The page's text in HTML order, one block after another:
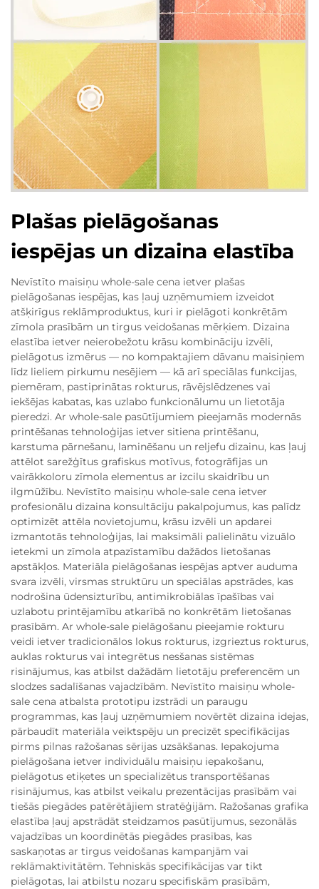
Plašas pielāgošanas
iespējas un dizaina elastība
Nevīstīto maisiņu whole-sale cena ietver plašas
pielāgošanas iespējas, kas ļauj uzņēmumiem izveidot
atšķirīgus reklāmproduktus, kuri ir pielāgoti konkrētām
zīmola prasībām un tirgus veidošanas mērķiem. Dizaina
elastība ietver neierobežotu krāsu kombināciju izvēli,
pielāgotus izmērus — no kompaktajiem dāvanu maisiņiem
līdz lieliem pirkumu nesējiem — kā arī speciālas funkcijas,
piemēram, pastiprinātas rokturus, rāvējslēdzenes vai
iekšējas kabatas, kas uzlabo funkcionālumu un lietotāja
pieredzi. Ar whole-sale pasūtījumiem pieejamās modernās
printēšanas tehnoloģijas ietver sitiena printēšanu,
karstuma pārnešanu, laminēšanu un reljefu dizainu, kas ļauj
attēlot sarežģītus grafiskus motīvus, fotogrāfijas un
vairākkoloru zīmola elementus ar izcilu skaidrību un
ilgmūžību. Nevīstīto maisiņu whole-sale cena ietver
profesionālu dizaina konsultāciju pakalpojumus, kas palīdz
optimizēt attēla novietojumu, krāsu izvēli un apdarei
izmantotās tehnoloģijas, lai maksimāli palielinātu vizuālo
ietekmi un zīmola atpazīstamību dažādos lietošanas
apstākļos. Materiāla pielāgošanas iespējas aptver auduma
svara izvēli, virsmas struktūru un speciālas apstrādes, kas
nodrošina ūdensizturību, antimikrobiālas īpašības vai
uzlabotu printējamību atkarībā no konkrētām lietošanas
prasībām. Ar whole-sale pielāgošanu pieejamie rokturu
veidi ietver tradicionālos lokus rokturus, izgrieztus rokturus,
auklas rokturus vai integrētus nesšanas sistēmas
risinājumus, kas atbilst dažādām lietotāju preferencēm un
slodzes sadalīšanas vajadzībām. Nevīstīto maisiņu whole-
sale cena atbalsta prototipu izstrādi un paraugu
programmas, kas ļauj uzņēmumiem novērtēt dizaina idejas,
pārbaudīt materiāla veiktspēju un precizēt specifikācijas
pirms pilnas ražošanas sērijas uzsākšanas. Iepakojuma
pielāgošana ietver individuālu maisiņu iepakošanu,
pielāgotus etiķetes un specializētus transportēšanas
risinājumus, kas atbilst veikalu prezentācijas prasībām vai
tiešās piegādes patērētājiem stratēģijām. Ražošanas grafika
elastība ļauj apstrādāt steidzamos pasūtījumus, sezonālās
vajadzības un koordinētās piegādes prasības, kas
saskaņotas ar tirgus veidošanas kampanjām vai
reklāmaktivitātēm. Tehniskās specifikācijas var tikt
pielāgotas, lai atbilstu nozaru specifiskām prasībām,